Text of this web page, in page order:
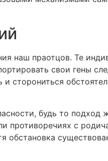
наш праотцов. Те
свои гены
сторониться
будь то подход
с
обстановка